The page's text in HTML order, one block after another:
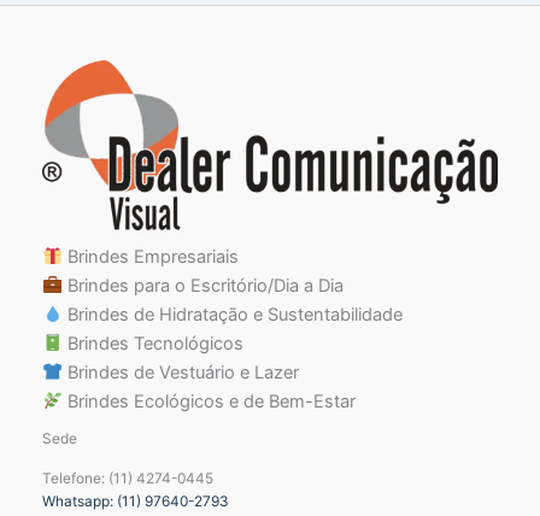
Brindes Empresariais
Brindes para o Escritório/Dia a Dia
Brindes de Hidratação e Sustentabilidade
Brindes Tecnológicos
Brindes de Vestuário e Lazer
Brindes Ecológicos e de Bem-Estar
Sede
Telefone: (11) 4274-0445
Whatsapp: (11) 97640-2793